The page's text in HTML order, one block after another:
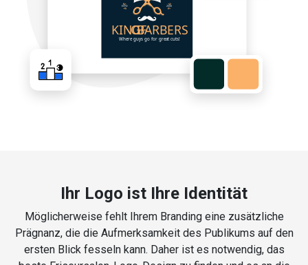
Ihr Logo ist Ihre Identität
Möglicherweise fehlt Ihrem Branding eine zusätzliche
Prägnanz, die die Aufmerksamkeit des Publikums auf den
ersten Blick fesseln kann. Daher ist es notwendig, das